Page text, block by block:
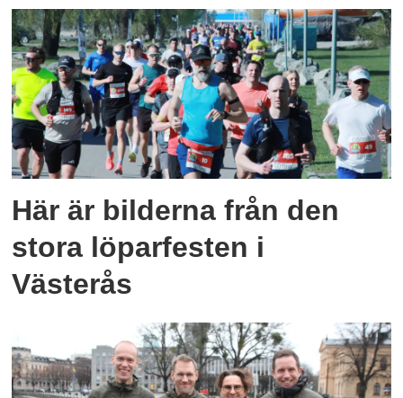
Här är bilderna från den
stora löparfesten i
Västerås